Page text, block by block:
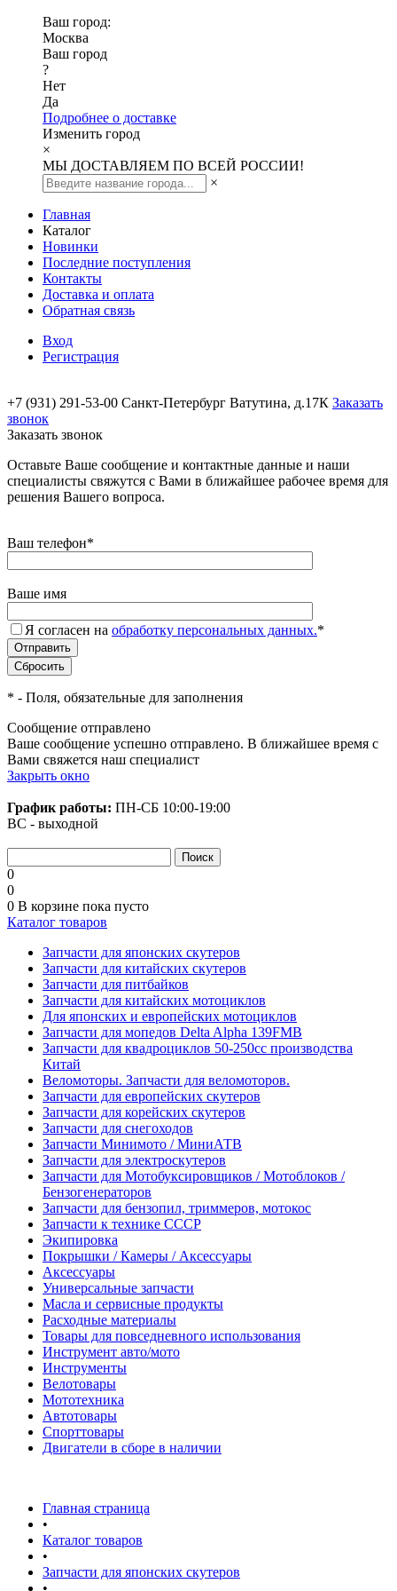
Ваш город:
Москва
Ваш город
?
Нет
Да
Подробнее о доставке
Изменить город
×
МЫ ДОСТАВЛЯЕМ ПО ВСЕЙ РОССИИ!
×
Главная
Каталог
Новинки
Последние поступления
Контакты
Доставка и оплата
Обратная связь
Вход
Регистрация
+7 (931) 291-53-00 Санкт-Петербург Ватутина, д.17К Заказать
звонок
Заказать звонок
Оставьте Ваше сообщение и контактные данные и наши
специалисты свяжутся с Вами в ближайшее рабочее время для
решения Вашего вопроса.
Ваш телефон*
Ваше имя
Я согласен на обработку персональных данных.*
* - Поля, обязательные для заполнения
Сообщение отправлено
Ваше сообщение успешно отправлено. В ближайшее время с
Вами свяжется наш специалист
Закрыть окно
График работы: ПН-СБ 10:00-19:00
ВС - выходной
0
0
0 В корзине пока пусто
Каталог товаров
Запчасти для японских скутеров
Запчасти для китайских скутеров
Запчасти для питбайков
Запчасти для китайских мотоциклов
Для японских и европейских мотоциклов
Запчасти для мопедов Delta Alpha 139FMB
Запчасти для квадроциклов 50-250сс производства
Китай
Веломоторы. Запчасти для веломоторов.
Запчасти для европейских скутеров
Запчасти для корейских скутеров
Запчасти для снегоходов
Запчасти Минимото / МиниАТВ
Запчасти для электроскутеров
Запчасти для Мотобуксировщиков / Мотоблоков /
Бензогенераторов
Запчасти для бензопил, триммеров, мотокос
Запчасти к технике СССР
Экипировка
Покрышки / Камеры / Аксессуары
Аксессуары
Универсальные запчасти
Масла и сервисные продукты
Расходные материалы
Товары для повседневного использования
Инструмент авто/мото
Инструменты
Велотовары
Мототехника
Автотовары
Спорттовары
Двигатели в сборе в наличии
Главная страница
•
Каталог товаров
•
Запчасти для японских скутеров
•